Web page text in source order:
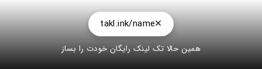
takl.ink/name
همین حالا تک لینک رایگان خودت را بساز